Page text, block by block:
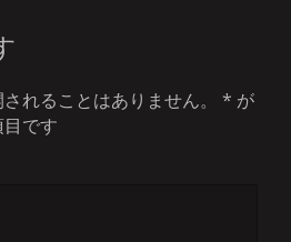
れることはありません。 * が
です